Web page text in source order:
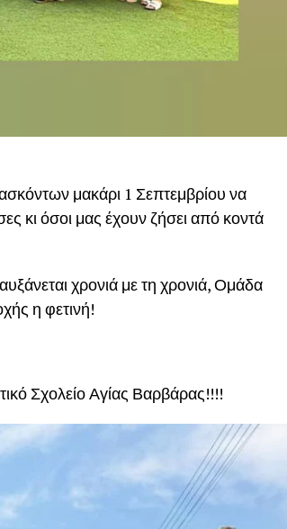
μακάρι 1 Σεπτεμβρίου να
κι όσοι μας έχουν ζήσει από κοντά
χρονιά με τη χρονιά, Ομάδα
η φετινή!
Σχολείο Αγίας Βαρβάρας!!!!